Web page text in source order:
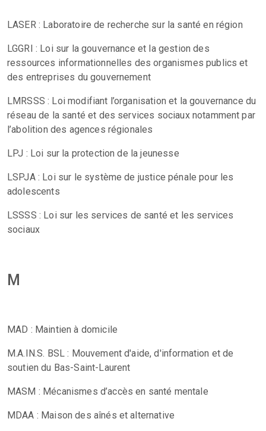
LASER : Laboratoire de recherche sur la santé en région
LGGRI : Loi sur la gouvernance et la gestion des
ressources informationnelles des organismes publics et
des entreprises du gouvernement
LMRSSS : Loi modifiant l’organisation et la gouvernance du
réseau de la santé et des services sociaux notamment par
l’abolition des agences régionales
LPJ : Loi sur la protection de la jeunesse
LSPJA : Loi sur le système de justice pénale pour les
adolescents
LSSSS : Loi sur les services de santé et les services
sociaux
M
MAD : Maintien à domicile
M.A.IN.S. BSL : Mouvement d'aide, d'information et de
soutien du Bas-Saint-Laurent
MASM : Mécanismes d’accès en santé mentale
MDAA : Maison des aînés et alternative